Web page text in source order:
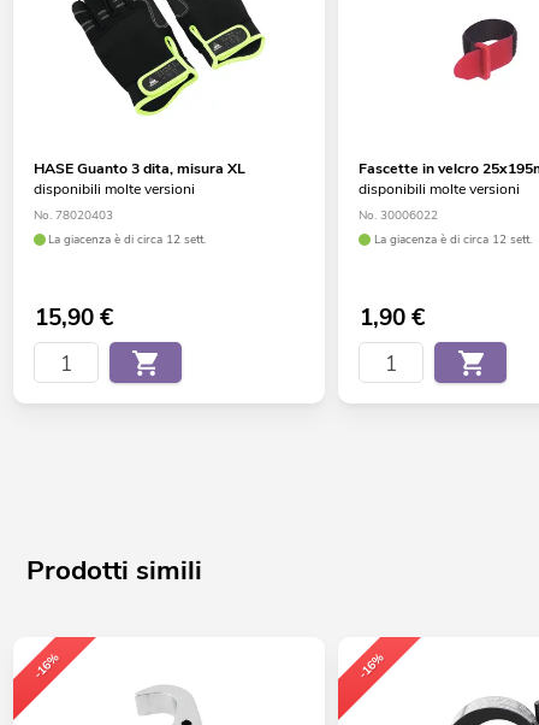
HASE Guanto 3 dita, misura XL
disponibili molte versioni
No. 78020403
La giacenza è di circa 12 sett.
15,90€
Fascette in velcro
disponibili molte versioni
No. 30006022
La giacenza è di circa 12 sett.
1,90€
Prodotti simili
-16% -16%